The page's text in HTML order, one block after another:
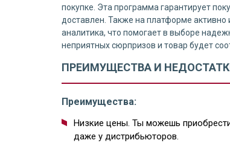
покупке. Эта программа гарантирует
доставлен. Также на платформе
аналитика, что помогает в выборе
неприятных сюрпризов и товар будет
ПРЕИМУЩЕСТВА И
Преимущества:
Низкие цены. Ты можешь
даже у дистрибьюторов.